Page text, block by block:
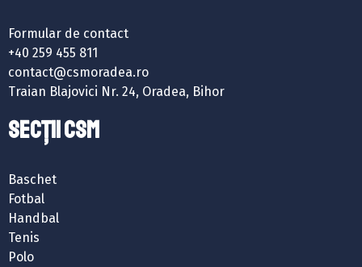
Formular de contact
+40 259 455 811
contact@csmoradea.ro
Traian Blajovici Nr. 24, Oradea, Bihor
SECȚII CSM
Baschet
Fotbal
Handbal
Tenis
Polo